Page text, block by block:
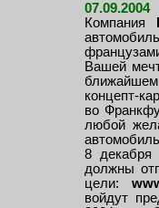
07.09.2004
Компания
Вашей
концепт-
во
любой
8 декабря
должны
цели:
войдут